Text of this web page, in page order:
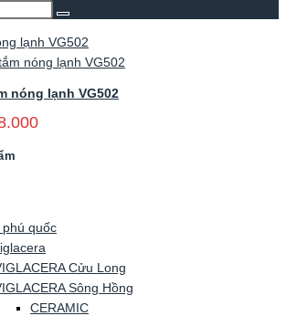
nóng lạnh VG502
quốc
Cửu Long
Sông Hồng
CERAMIC